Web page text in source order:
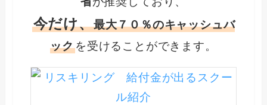
今だけ、最大７０％のキャッシュバ
ックを受けることができます。